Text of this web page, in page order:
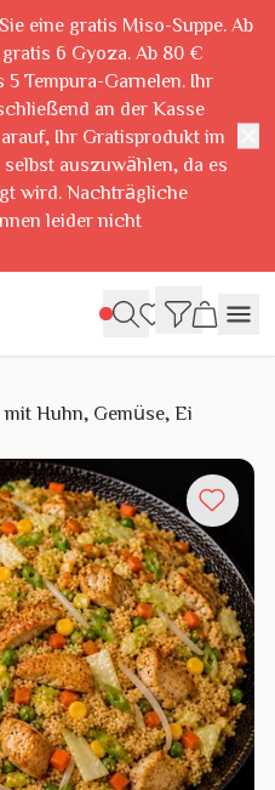
eine gratis Miso-Suppe. Ab
6 Gyoza. Ab 80 €
Tempura-Garnelen. Ihr
an der Kasse
Ihr Gratisprodukt im
auszuwählen, da es
wird. Nachträgliche
leider nicht
mit Huhn, Gemüse, Ei